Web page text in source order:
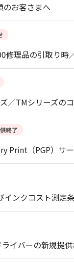
のお客さまへ
修理品の引取り
／TMシリーズの
終了
Print（PGP）サ
インクコスト測定
イバーの新規提